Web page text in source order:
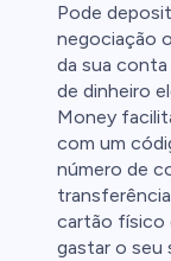
Pode
negociação
da sua
de dinheiro
Money
com um
número de
cartão físico
gastar o seu